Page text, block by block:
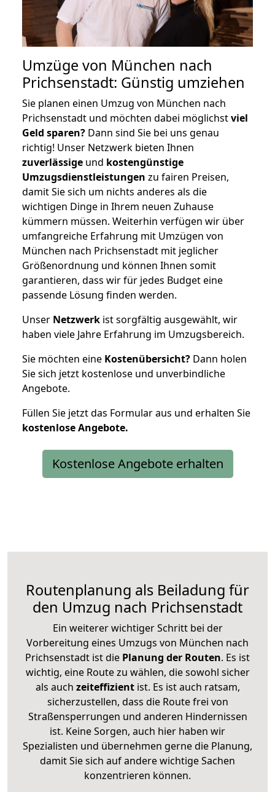
Umzüge von München nach
Prichsenstadt: Günstig umziehen
Sie planen einen Umzug von München nach
Prichsenstadt und möchten dabei möglichstviel
Geld sparen? Dann sind Sie bei uns genau
richtig! Unser Netzwerk bieten Ihnen
zuverlässige und kostengünstige
Umzugsdienstleistungen zu fairen Preisen,
damit Sie sich um nichts anderes als die
wichtigen Dinge in Ihrem neuen Zuhause
kümmern müssen. Weiterhin verfügen wir über
umfangreiche Erfahrung mit Umzügen von
München nach Prichsenstadt mit jeglicher
Größenordnung und können Ihnen somit
garantieren, dass wir für jedes Budget eine
passende Lösung finden werden.
Unser Netzwerk ist sorgfältig ausgewählt, wir
haben viele Jahre Erfahrung im Umzugsbereich.
Sie möchten eine Kostenübersicht? Dann holen
Sie sich jetzt kostenlose und unverbindliche
Angebote.
Füllen Sie jetzt das Formular aus und erhalten Sie
kostenloseAngebote.
Kostenlose Angebote erhalten
Routenplanung als Beiladung für
den Umzug nach Prichsenstadt
Ein weiterer wichtiger Schritt bei der
Vorbereitung eines Umzugs von München nach
Prichsenstadt ist die Planung der Routen. Es ist
wichtig, eine Route zu wählen, die sowohl sicher
als auch zeiteffizientist. Es ist auch ratsam,
sicherzustellen, dass die Route frei von
Straßensperrungen und anderen Hindernissen
ist. Keine Sorgen, auch hier haben wir
Spezialisten und übernehmen gerne die Planung,
damit Sie sich auf andere wichtige Sachen
konzentrieren können.